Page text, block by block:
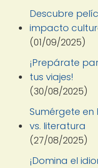
Descubre
impacto
(01/09/2025)
¡Prepárate
tus viajes!
(30/08/2025)
Sumérgete en
vs. literatura
(27/08/2025)
¡Domina el